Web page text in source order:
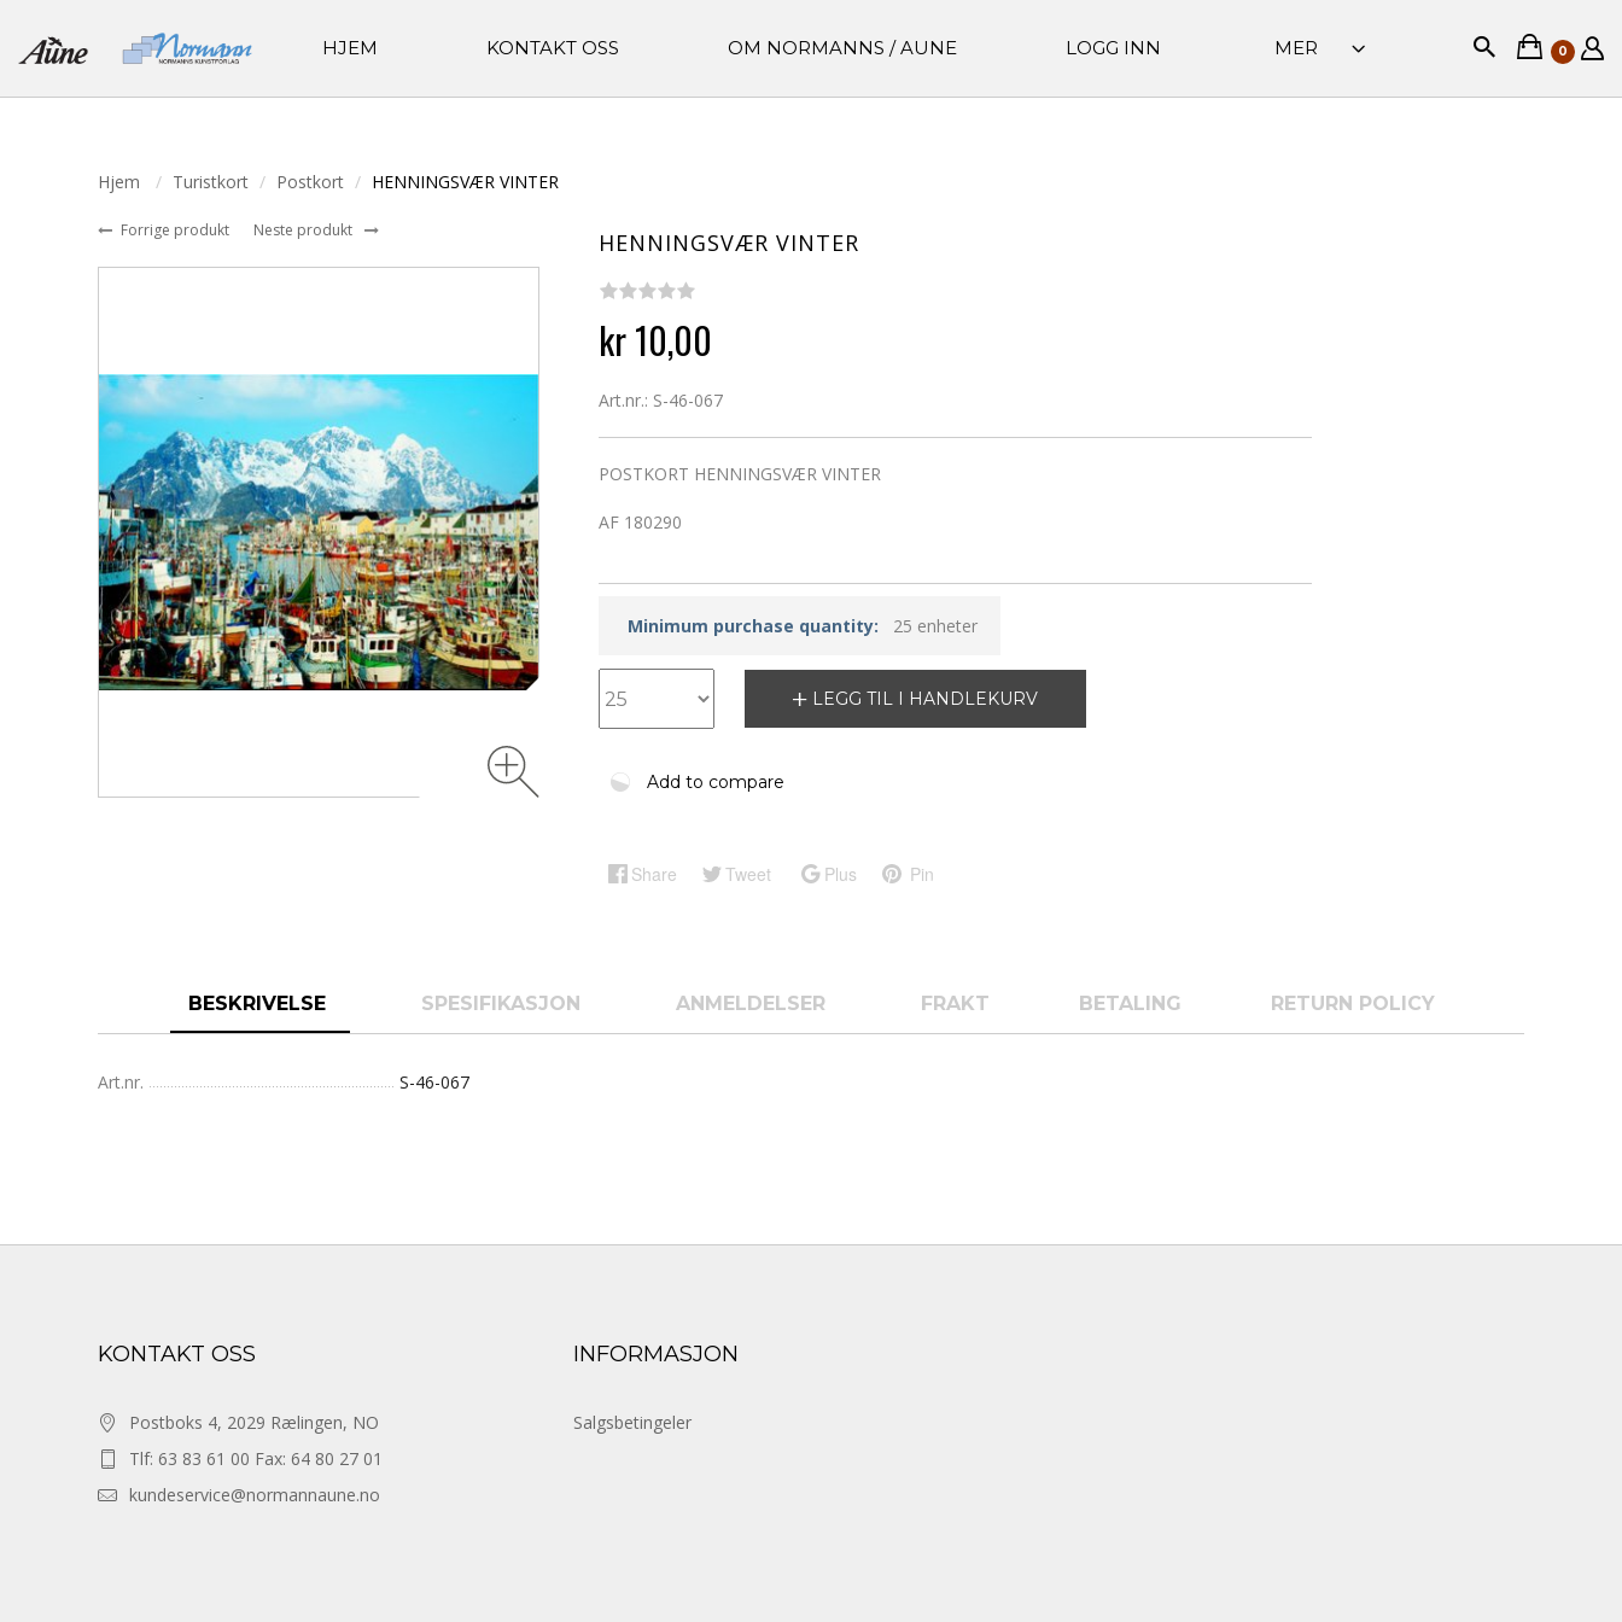
HJEM KONTAKT OSS OM NORMANNS / AUNE LOGG INN MER 0
Hjem Turistkort Postkort HENNINGSVÆR VINTER
Forrige produkt Neste produkt HENNINGSVÆR VINTER
kr 10,00
Art.nr.: S-46-067
POSTKORT HENNINGSVÆR VINTER
AF 180290
Minimum purchase quantity: 25 enheter
LEGG TIL I HANDLEKURV
Add to compare
Share Tweet Plus Pin
BESKRIVELSE SPESIFIKASJON ANMELDELSER FRAKT BETALING RETURN POLICY
Art.nr. S-46-067
KONTAKT OSS
Postboks 4, 2029 Rælingen, NO
Tlf: 63 83 61 00 Fax: 64 80 27 01
kundeservice@normannaune.no
INFORMASJON
Salgsbetingeler